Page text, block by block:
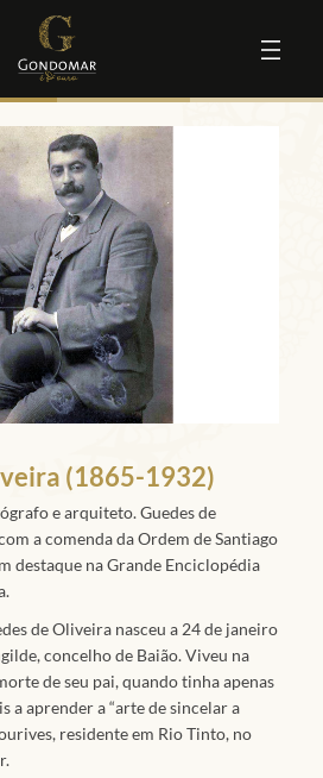
(1865-1932)
e arquiteto. Guedes de
a comenda da Ordem de Santiago
destaque na Grande Enciclopédia
de Oliveira nasceu a 24 de janeiro
concelho de Baião. Viveu na
de seu pai, quando tinha apenas
a aprender a “arte de sincelar a
residente em Rio Tinto, no